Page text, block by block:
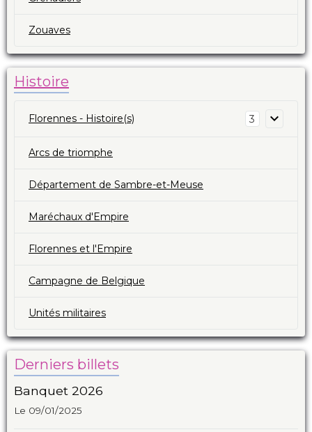
Zouaves
Histoire
Florennes - Histoire(s) 3
Arcs de triomphe
Département de Sambre-et-Meuse
Maréchaux d'Empire
Florennes et l'Empire
Campagne de Belgique
Unités militaires
Derniers billets
Banquet 2026
Le 09/01/2025